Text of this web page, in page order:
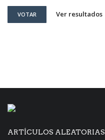
VOTAR Ver resultados
ARTÍCULOS ALEATORIAS